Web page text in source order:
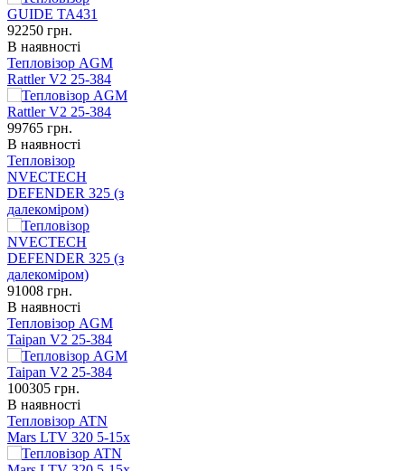
92250 грн.
В наявності
Тепловізор AGM
Rattler V2 25-384
99765 грн.
В наявності
Тепловізор
NVECTECH
DEFENDER 325 (з
далекоміром)
91008 грн.
В наявності
Тепловізор AGM
Taipan V2 25-384
100305 грн.
В наявності
Тепловізор ATN
Mars LTV 320 5-15x